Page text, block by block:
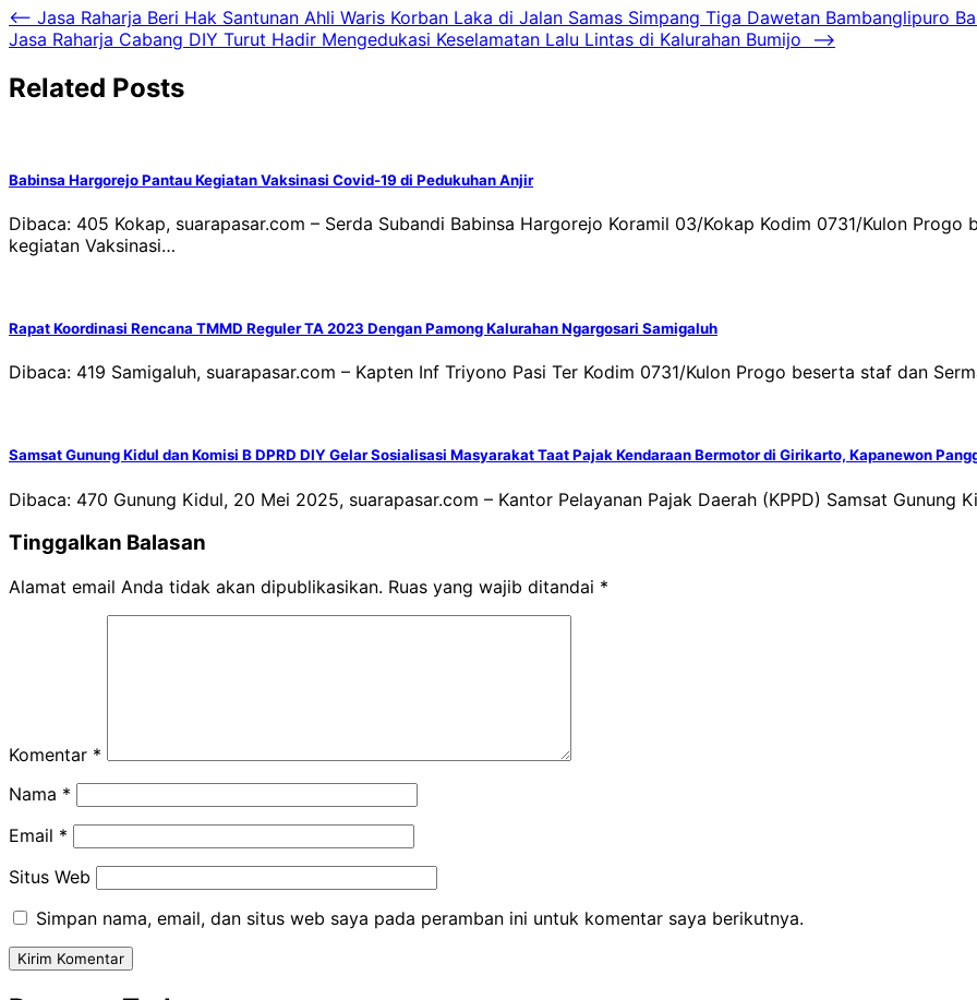
Navigasi
pos
⟵ Jasa Raharja Beri Hak Santunan Ahli Waris Korban Laka di Jalan Samas Simpang Tiga Dawetan Bambanglipuro
Jasa Raharja Cabang DIY Turut Hadir Mengedukasi Keselamatan Lalu Lintas di Kalurahan Bumijo
⟶
Related Posts
Babinsa Hargorejo Pantau Kegiatan Vaksinasi Covid-19 di Pedukuhan Anjir
Dibaca: 405 Kokap, suarapasar.com – Serda Subandi Babinsa Hargorejo Koramil 03/Kokap Kodim 0731/Kulon Progo
kegiatan Vaksinasi…
Rapat Koordinasi Rencana TMMD Reguler TA 2023 Dengan Pamong Kalurahan Ngargosari Samigaluh
Dibaca: 419 Samigaluh, suarapasar.com – Kapten Inf Triyono Pasi Ter Kodim 0731/Kulon Progo beserta staf dan
Samsat Gunung Kidul dan Komisi B DPRD DIY Gelar Sosialisasi Masyarakat Taat Pajak Kendaraan Bermotor di Girikarto, Kapanewon
Dibaca: 470 Gunung Kidul, 20 Mei 2025, suarapasar.com – Kantor Pelayanan Pajak Daerah (KPPD) Samsat Gunung
Tinggalkan Balasan
Alamat email Anda tidak akan dipublikasikan. Ruas yang wajib ditandai *
Komentar *
Nama *
Email *
Situs Web
Simpan nama, email, dan situs web saya pada peramban ini untuk komentar saya berikutnya.